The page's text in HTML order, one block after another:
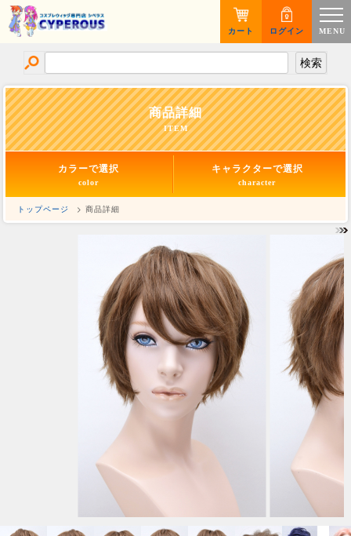
MENU
ログイン
カート
商品詳細
ITEM
カラーで選択
color
キャラクターで選択
character
トップページ > 商品詳細